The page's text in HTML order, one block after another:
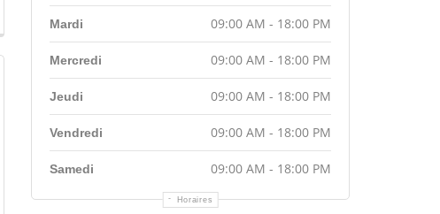
Horaires
Mardi 09:00 AM - 18:00 PM
Mercredi 09:00 AM - 18:00 PM
Jeudi 09:00 AM - 18:00 PM
Vendredi 09:00 AM - 18:00 PM
Samedi 09:00 AM - 18:00 PM